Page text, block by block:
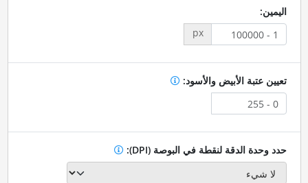
اليمين:
px
تعيين عتبة الأبيض والأسود:
حدد وحدة الدقة لنقطة في البوصة (DPI):